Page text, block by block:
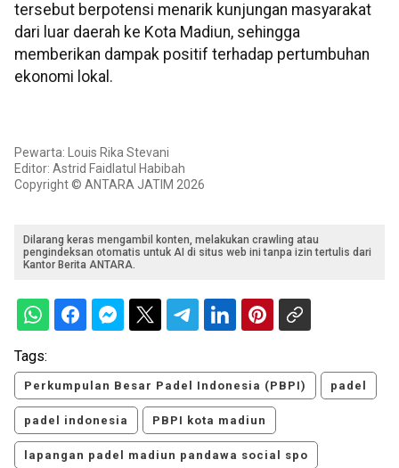
tersebut berpotensi menarik kunjungan masyarakat
dari luar daerah ke Kota Madiun, sehingga
memberikan dampak positif terhadap pertumbuhan
ekonomi lokal.
Pewarta: Louis Rika Stevani
Editor: Astrid Faidlatul Habibah
Copyright © ANTARA JATIM 2026
Dilarang keras mengambil konten, melakukan crawling atau
pengindeksan otomatis untuk AI di situs web ini tanpa izin tertulis dari
Kantor Berita ANTARA.
Tags:
Perkumpulan Besar Padel Indonesia (PBPI) padel
padel indonesia PBPI kota madiun
lapangan padel madiun pandawa social spo